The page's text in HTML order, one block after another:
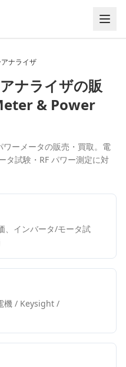
ナライザ
ナライザの販
& Power
ーメータの販売・買取。電
タ試験・RF パワー測定に対
、インバータ/モータ試
機 / Keysight /